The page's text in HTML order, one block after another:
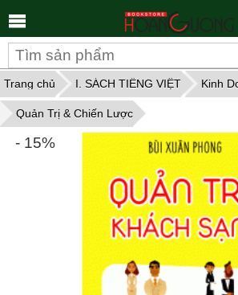
Trang chủ I. SÁCH TIẾNG VIỆT Kinh
Quản Trị & Chiến Lược
- 15%